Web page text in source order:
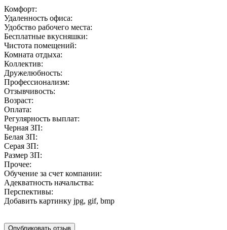
Комфорт:
Удаленность офиса:
Удобство рабочего места:
Бесплатные вкусняшки:
Чистота помещений:
Комната отдыха:
Коллектив:
Дружелюбность:
Профессионализм:
Отзывчивость:
Возраст:
Оплата:
Регулярность выплат:
Черная ЗП:
Белая ЗП:
Серая ЗП:
Размер ЗП:
Прочее:
Обучение за счет компании:
Адекватность начальства:
Перспективы:
Добавить картинку jpg, gif, bmp